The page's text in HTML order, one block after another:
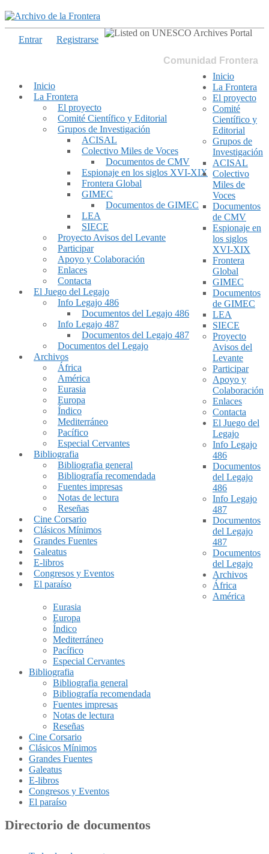
Comunidad Frontera
Inicio
La Frontera
El proyecto
Comité Científico y Editorial
Grupos de Investigación
ACISAL
Colectivo Miles de Voces
Documentos de CMV
Espionaje en los siglos XVI-XIX
Frontera Global
GIMEC
Documentos de GIMEC
LEA
SIECE
Proyecto Avisos del Levante
Participar
Apoyo y Colaboración
Enlaces
Contacta
El Juego del Legajo
Info Legajo 486
Documentos del Legajo 486
Info Legajo 487
Documentos del Legajo 487
Documentos del Legajo
Archivos
África
América
Eurasia
Europa
Índico
Mediterráneo
Pacífico
Especial Cervantes
Bibliografia
Bibliografia general
Bibliografía recomendada
Fuentes impresas
Notas de lectura
Reseñas
Cine Corsario
Clásicos Mínimos
Grandes Fuentes
Galeatus
E-libros
Congresos y Eventos
El paraíso
Entrar Registrarse
Inicio
La Frontera
El proyecto
Comité
Científico y
Editorial
Grupos de
Investigación
ACISAL
Colectivo
Miles de
Voces
Documentos
de CMV
Espionaje en
los siglos
XVI-XIX
Frontera
Global
GIMEC
Documentos
de GIMEC
LEA
SIECE
Proyecto
Avisos del
Levante
Participar
Apoyo y
Colaboración
Enlaces
Contacta
El Juego del
Legajo
Info Legajo
486
Documentos
del Legajo
486
Info Legajo
487
Documentos
del Legajo
487
Documentos
del Legajo
Archivos
África
América
Eurasia
Europa
Índico
Mediterráneo
Pacífico
Especial Cervantes
Bibliografia
Bibliografia general
Bibliografía recomendada
Fuentes impresas
Notas de lectura
Reseñas
Cine Corsario
Clásicos Mínimos
Grandes Fuentes
Galeatus
E-libros
Congresos y Eventos
El paraíso
Directorio de documentos